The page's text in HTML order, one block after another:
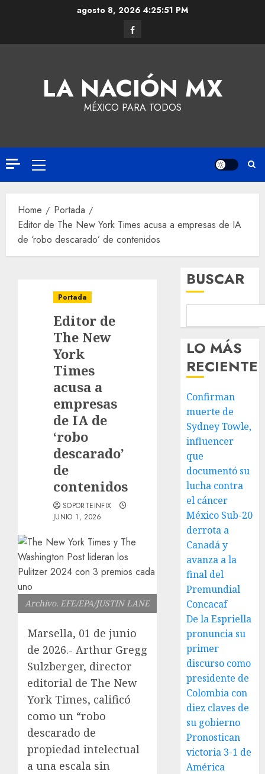
agosto 8, 2026 4:25:51 PM
LA NACIÓN MX
MÉXICO PARA TODOS
Home
Portada
Editor de The New York Times acusa a empresas de IA
de ‘robo descarado’ de contenidos
Portada
Editor de
The New
York
Times
acusa a
empresas
de IA de
‘robo
descarado’
de
contenidos
SOPORTEINFIX
JUNIO 1, 2026
Archivo. EFE/EPA/JUSTIN LANE
Marsella, 01 de junio
de 2026.- Arthur Gregg
Sulzberger, director
editorial de The New
York Times, calificó
como un “robo
descarado de
propiedad intelectual
a una escala sin
BUSCAR
LO MÁS
RECIENTE
Confirman
muerte de
Sydney Towle,
influencer
que
documentó su
lucha contra
el cáncer
México Sub-20
derrota a
Canadá y
avanza a la
final del
Premundial
Concacaf
De la Espriella
pronuncia su
primer
discurso como
presidente de
Colombia con
diez claves de
su gobierno
Pronostican
victoria 3-1 de
América